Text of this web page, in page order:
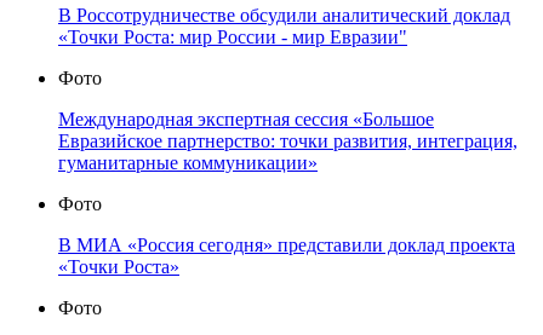
В Россотрудничестве обсудили аналитический доклад
«Точки Роста: мир России - мир Евразии"
Фото
Международная экспертная сессия «Большое
Евразийское партнерство: точки развития, интеграция,
гуманитарные коммуникации»
Фото
В МИА «Россия сегодня» представили доклад проекта
«Точки Роста»
Фото